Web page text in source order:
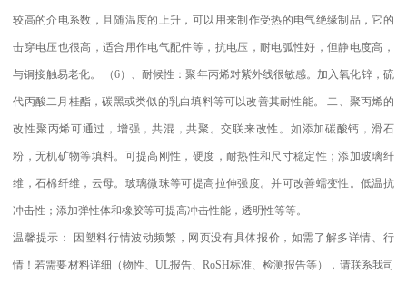
较高的介电系数，且随温度的上升，可以用来制作受热的电气绝缘制品，它的
击穿电压也很高，适合用作电气配件等，抗电压，耐电弧性好，但静电度高，
与铜接触易老化。 （6）、耐候性：聚年丙烯对紫外线很敏感。加入氧化锌，硫
代丙酸二月桂酯，碳黑或类似的乳白填料等可以改善其耐性能。二、聚丙烯的
改性聚丙烯可通过，增强，共混，共聚。交联来改性。如添加碳酸钙，滑石
粉，无机矿物等填料。可提高刚性，硬度，耐热性和尺寸稳定性；添加玻璃纤
维，石棉纤维，云母。玻璃微珠等可提高拉伸强度。并可改善蠕变性。低温抗
冲击性；添加弹性体和橡胶等可提高冲击性能，透明性等等。
温馨提示： 因塑料行情波动频繁，网页没有具体报价，如需了解多详情、行
情！若需要材料详细（物性、 UL报告、RoSH标准、检测报告等），请联系我司